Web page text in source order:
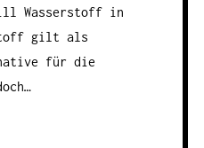
Wasserstoff in
gilt als
für die